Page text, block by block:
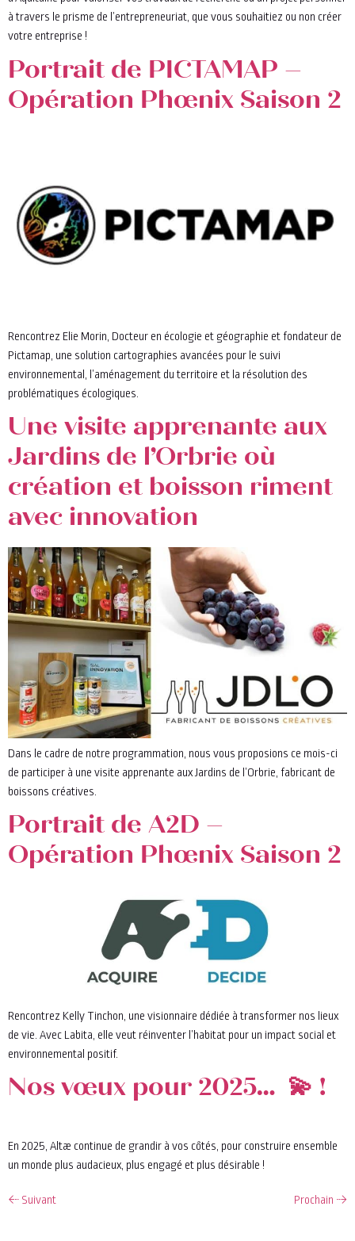
à travers le prisme de l’entrepreneuriat, que vous souhaitiez ou non créer
votre entreprise !
Portrait de PICTAMAP –
Opération Phœnix Saison 2
Rencontrez Elie Morin, Docteur en écologie et géographie et fondateur de
Pictamap, une solution cartographies avancées pour le suivi
environnemental, l’aménagement du territoire et la résolution des
problématiques écologiques.
Une visite apprenante aux
Jardins de l’Orbrie où
création et boisson riment
avec innovation
Dans le cadre de notre programmation, nous vous proposions ce mois-ci
de participer à une visite apprenante aux Jardins de l’Orbrie, fabricant de
boissons créatives.
Portrait de A2D –
Opération Phœnix Saison 2
Rencontrez Kelly Tinchon, une visionnaire dédiée à transformer nos lieux
de vie. Avec Labita, elle veut réinventer l’habitat pour un impact social et
environnemental positif.
Nos vœux pour 2025… 💫 !
En 2025, Altæ continue de grandir à vos côtés, pour construire ensemble
un monde plus audacieux, plus engagé et plus désirable !
← Suivant Prochain →